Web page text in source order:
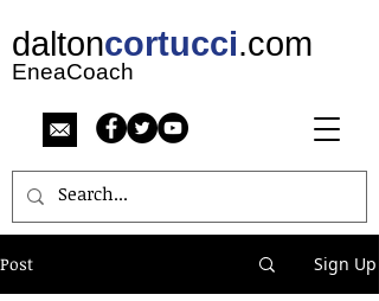
daltoncortucci.com
EneaCoach
Post Sign Up